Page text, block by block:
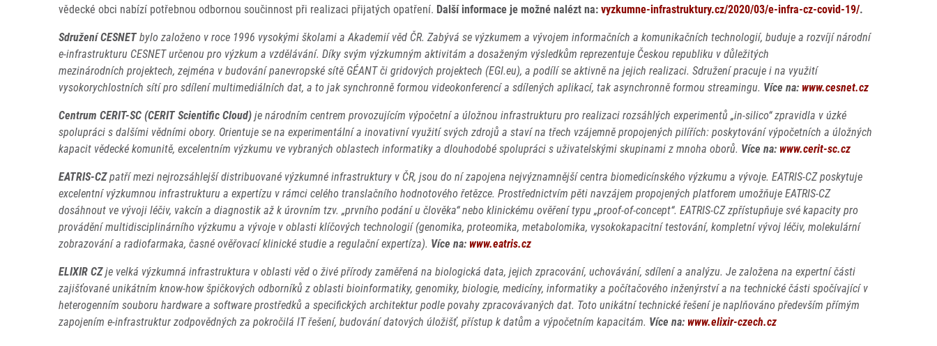
vědecké obci nabízí potřebnou odbornou součinnost při realizaci přijatých opatření. Další informace je možné nalézt na: vyzkumne-infrastruktury.cz/2020/03/e-infra-cz-covid-19/.
Sdružení CESNET bylo založeno v roce 1996 vysokými školami a Akademií věd ČR. Zabývá se výzkumem a vývojem informačních a komunikačních technologií, buduje a rozvíjí národní
e-infrastrukturu CESNET určenou pro výzkum a vzdělávání. Díky svým výzkumným aktivitám a dosaženým výsledkům reprezentuje Českou republiku v důležitých
mezinárodních projektech, zejména v budování panevropské sítě GÉANT či gridových projektech (EGI.eu), a podílí se aktivně na jejich realizaci. Sdružení pracuje i na využití
vysokorychlostních sítí pro sdílení multimediálních dat, a to jak synchronně formou videokonferencí a sdílených aplikací, tak asynchronně formou streamingu. Více na: www.cesnet.cz
Centrum CERIT-SC (CERIT Scientific Cloud) je národním centrem provozujícím výpočetní a úložnou infrastrukturu pro realizaci rozsáhlých experimentů „in-silico“ zpravidla v úzké
spolupráci s dalšími vědními obory. Orientuje se na experimentální a inovativní využití svých zdrojů a staví na třech vzájemně propojených pilířích: poskytování výpočetních a úložných
kapacit vědecké komunitě, excelentním výzkumu ve vybraných oblastech informatiky a dlouhodobé spolupráci s uživatelskými skupinami z mnoha oborů. Více na: www.cerit-sc.cz
EATRIS-CZpatří mezi nejrozsáhlejší distribuované výzkumné infrastruktury v ČR, jsou do ní zapojena nejvýznamnější centra biomedicínského výzkumu a vývoje. EATRIS-CZ poskytuje
excelentní výzkumnou infrastrukturu a expertízu v rámci celého translačního hodnotového řetězce. Prostřednictvím pěti navzájem propojených platforem umožňuje EATRIS-CZ
dosáhnout ve vývoji léčiv, vakcín a diagnostik až k úrovním tzv. „prvního podání u člověka“ nebo klinickému ověření typu „proof-of-concept“. EATRIS-CZ zpřístupňuje své kapacity pro
provádění multidisciplinárního výzkumu a vývoje v oblasti klíčových technologií (genomika, proteomika, metabolomika, vysokokapacitní testování, kompletní vývoj léčiv, molekulární
zobrazování a radiofarmaka, časné ověřovací klinické studie a regulační expertíza). Více na: www.eatris.cz
ELIXIR CZje velká výzkumná infrastruktura v oblasti věd o živé přírody zaměřená na biologická data, jejich zpracování, uchovávání, sdílení a analýzu. Je založena na expertní části
zajišťované unikátním know-how špičkových odborníků z oblasti bioinformatiky, genomiky, biologie, medicíny, informatiky a počítačového inženýrství a na technické části spočívající v
heterogenním souboru hardware a software prostředků a specifických architektur podle povahy zpracovávaných dat. Toto unikátní technické řešení je naplňováno především přímým
zapojením e-infrastruktur zodpovědných za pokročilá IT řešení, budování datových úložišť, přístup k datům a výpočetním kapacitám. Více na: www.elixir-czech.cz